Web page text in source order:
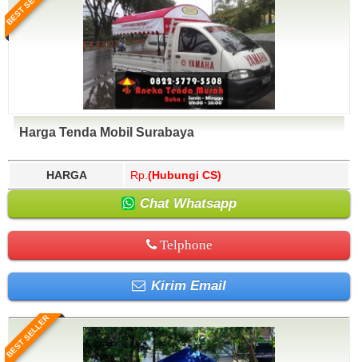
Harga Tenda Mobil Surabaya
HARGA Rp. (Hubungi CS)
Chat Whatsapp
Telphone
Kirim Email
BEST SELLER